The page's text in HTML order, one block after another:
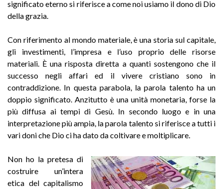
significato eterno si riferisce a come noi usiamo il dono di Dio
della grazia.
Con riferimento al mondo materiale, è una storia sul capitale,
gli investimenti, l’impresa e l’uso proprio delle risorse
materiali. È una risposta diretta a quanti sostengono che il
successo negli affari ed il vivere cristiano sono in
contraddizione. In questa parabola, la parola talento ha un
doppio significato. Anzitutto è una unità monetaria, forse la
più diffusa ai tempi di Gesù. In secondo luogo e in una
interpretazione più ampia, la parola talento si riferisce a tutti i
vari doni che Dio ci ha dato da coltivare e moltiplicare.
Non ho la pretesa di
costruire un’intera
etica del capitalismo